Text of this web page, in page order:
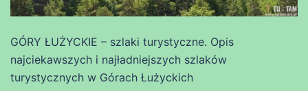
GÓRY ŁUŻYCKIE – szlaki turystyczne. Opis
najciekawszych i najładniejszych szlaków
turystycznych w Górach Łużyckich